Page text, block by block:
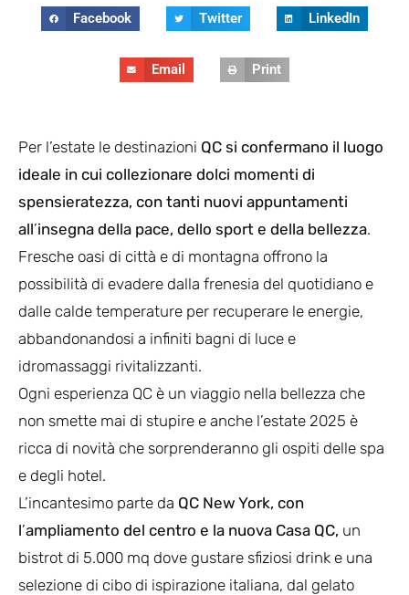
Facebook Twitter LinkedIn
Email Print
Per l’estate le destinazioni QC si confermano il luogo
ideale in cui collezionare dolci momenti di
spensieratezza, con tanti nuovi appuntamenti
all’insegna della pace, dello sport e della bellezza.
Fresche oasi di città e di montagna offrono la
possibilità di evadere dalla frenesia del quotidiano e
dalle calde temperature per recuperare le energie,
abbandonandosi a infiniti bagni di luce e
idromassaggi rivitalizzanti.
Ogni esperienza QC è un viaggio nella bellezza che
non smette mai di stupire e anche l’estate 2025 è
ricca di novità che sorprenderanno gli ospiti delle spa
e degli hotel.
L’incantesimo parte da QC New York, con
l’ampliamento del centro e la nuova Casa QC, un
bistrot di 5.000 mq dove gustare sfiziosi drink e una
selezione di cibo di ispirazione italiana, dal gelato